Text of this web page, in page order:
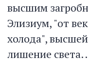
высшим
Элизиум, "от
холода",
лишение